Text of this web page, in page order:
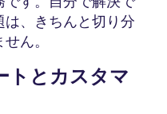
は、きちんと切り分
ん。
トとカスタマ